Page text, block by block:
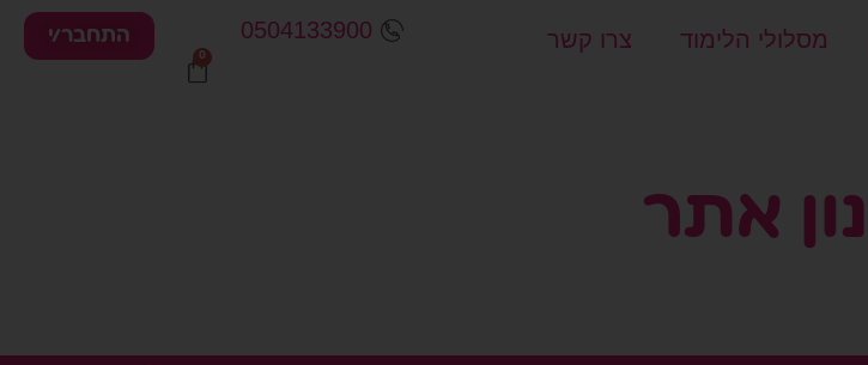
מסלולי הלימוד צרו קשר 0504133900 התחבר/י
אתר